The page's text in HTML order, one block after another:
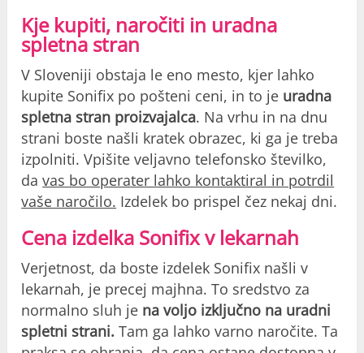
Kje kupiti, naročiti in uradna
spletna stran
V Sloveniji obstaja le eno mesto, kjer lahko
kupite Sonifix po pošteni ceni, in to je uradna
spletna stran proizvajalca. Na vrhu in na dnu
strani boste našli kratek obrazec, ki ga je treba
izpolniti. Vpišite veljavno telefonsko številko,
davas bo operater lahko kontaktiral in potrdil
vaše naročilo. Izdelek bo prispel čez nekaj dni.
Cena izdelka Sonifix v lekarnah
Verjetnost, da boste izdelek Sonifix našli v
lekarnah, je precej majhna. To sredstvo za
normalno sluh je na voljo izključno na uradni
spletni strani. Tam ga lahko varno naročite. Ta